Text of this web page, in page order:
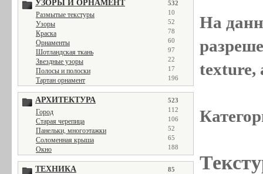
УЗОРЫ И ОРНАМЕНТ 532
Размытые текстуры 10
Узоры 52
Краска 78
Орнаменты 60
Шотландская ткань 97
Звездные узоры 22
Полосы и полоски 17
Тартан орнамент 196
АРХИТЕКТУРА 523
Город 112
Старая черепица 106
Панельки, многоэтажки 52
Соломенная крыша 65
Окно 188
ТЕХНИКА 85
На
texture,